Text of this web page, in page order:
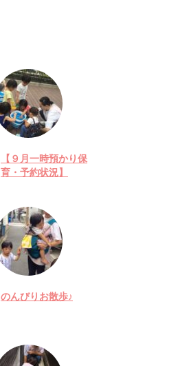
【９月一時預かり保
育・予約状況】
のんびりお散歩♪